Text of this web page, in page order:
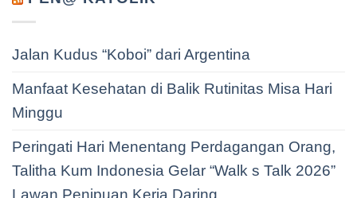
Jalan Kudus “Koboi” dari Argentina
Manfaat Kesehatan di Balik Rutinitas Misa Hari
Minggu
Peringati Hari Menentang Perdagangan Orang,
Talitha Kum Indonesia Gelar “Walk s Talk 2026”
Lawan Penipuan Kerja Daring